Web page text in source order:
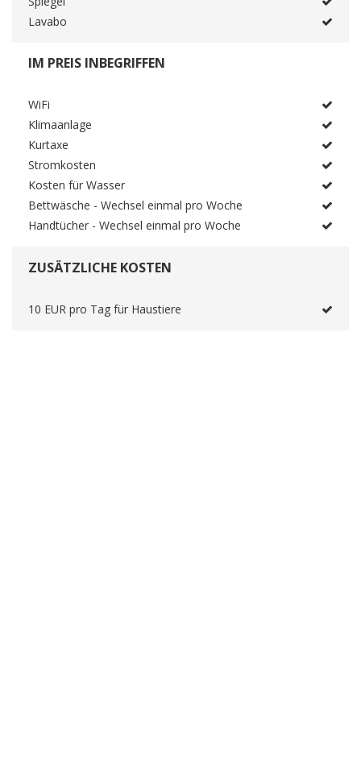
Lavabo
IM PREIS INBEGRIFFEN
WiFi
Klimaanlage
Kurtaxe
Stromkosten
Kosten für Wasser
Bettwäsche - Wechsel einmal pro Woche
Handtücher - Wechsel einmal pro Woche
ZUSÄTZLICHE KOSTEN
10 EUR pro Tag für Haustiere